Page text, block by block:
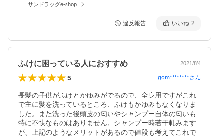
サンドラッグe-shop
違反報告 いいね 2
ふけに困っている人におすすめ 2021/8/4
5 gom********さん
長髪の子供がふけとかゆみがでるので、全身用ですがこれ
で主に髪を洗っているところ、ふけもかゆみもなくなりま
した。また洗った後頭皮の匂いやシャンプー自体の匂いも
特に不快なものはありません。シャンプー時若干軋みます
が、上記のようなメリットがあるので値段も考えてこれで